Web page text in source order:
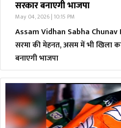
सरकार बनाएगी भाजपा
May 04, 2026 | 10:15 PM
Assam Vidhan Sabha Chunav
सरमा की मेहनत, असम में भी खिला
बनाएगी भाजपा